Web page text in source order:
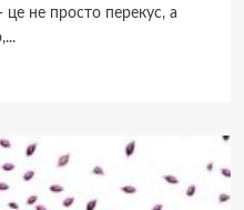
це не просто перекус, а